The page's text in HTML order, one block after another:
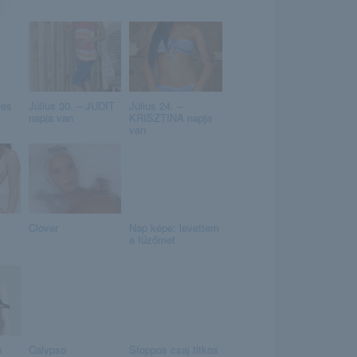
Július 30. – JUDIT
napja van
Július 24. –
KRISZTINA napja
van
Clover Nap képe: levettem
a fűzőmet
Calypso Stoppos csaj titkos